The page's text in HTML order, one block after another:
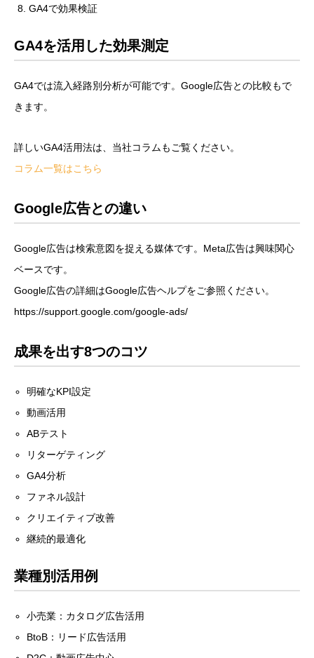
GA4で効果検証
GA4を活用した効果測定
GA4では流入経路別分析が可能です。Google広告との比較もで
きます。
詳しいGA4活用法は、当社コラムもご覧ください。
コラム一覧はこちら
Google広告との違い
Google広告は検索意図を捉える媒体です。Meta広告は興味関心
ベースです。
Google広告の詳細はGoogle広告ヘルプをご参照ください。
https://support.google.com/google-ads/
成果を出す8つのコツ
明確なKPI設定
動画活用
ABテスト
リターゲティング
GA4分析
ファネル設計
クリエイティブ改善
継続的最適化
業種別活用例
小売業：カタログ広告活用
BtoB：リード広告活用